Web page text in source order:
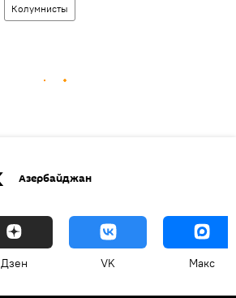
Колумнисты
Азербайджан
Дзен VK Макс